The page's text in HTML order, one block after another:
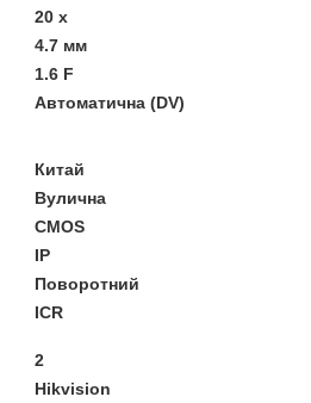
20 х
4.7 мм
1.6 F
Автоматична (DV)
Китай
Вулична
CMOS
IP
Поворотний
ICR
2
Hikvision